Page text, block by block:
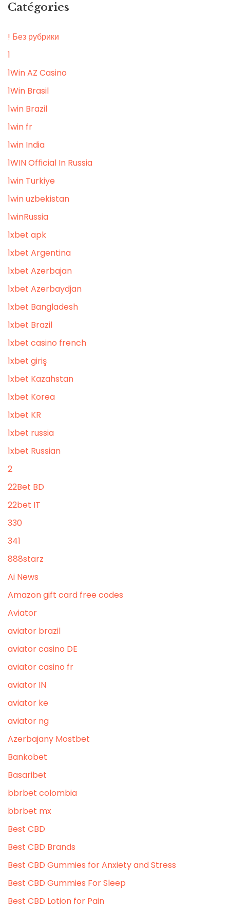
Catégories
! Без рубрики
1
1Win AZ Casino
1Win Brasil
1win Brazil
1win fr
1win India
1WIN Official In Russia
1win Turkiye
1win uzbekistan
1winRussia
1xbet apk
1xbet Argentina
1xbet Azerbajan
1xbet Azerbaydjan
1xbet Bangladesh
1xbet Brazil
1xbet casino french
1xbet giriş
1xbet Kazahstan
1xbet Korea
1xbet KR
1xbet russia
1xbet Russian
2
22Bet BD
22bet IT
330
341
888starz
Ai News
Amazon gift card free codes
Aviator
aviator brazil
aviator casino DE
aviator casino fr
aviator IN
aviator ke
aviator ng
Azerbajany Mostbet
Bankobet
Basaribet
bbrbet colombia
bbrbet mx
Best CBD
Best CBD Brands
Best CBD Gummies for Anxiety and Stress
Best CBD Gummies For Sleep
Best CBD Lotion for Pain